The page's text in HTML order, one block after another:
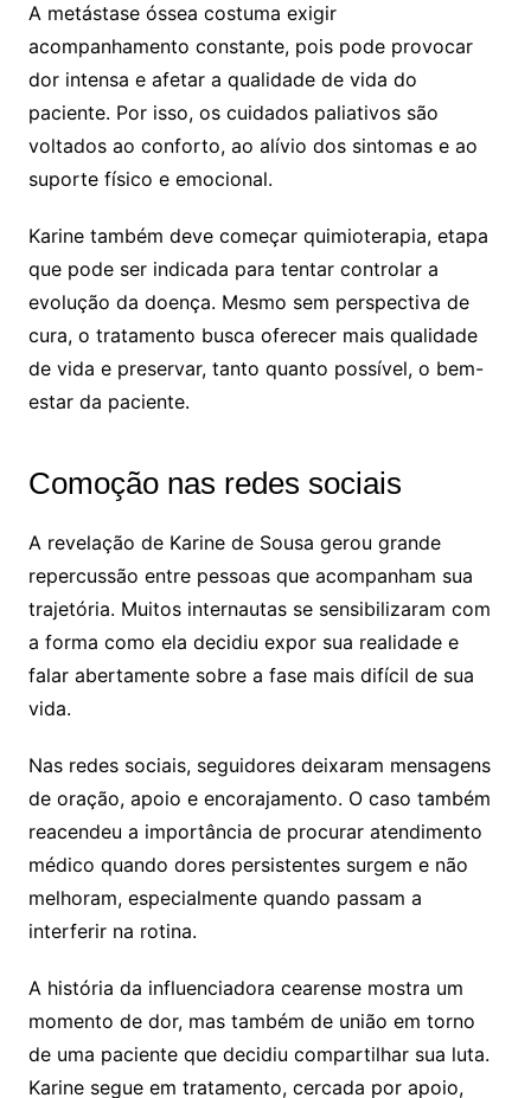
A metástase óssea costuma exigir
acompanhamento constante, pois pode provocar
dor intensa e afetar a qualidade de vida do
paciente. Por isso, os cuidados paliativos são
voltados ao conforto, ao alívio dos sintomas e ao
suporte físico e emocional.
Karine também deve começar quimioterapia, etapa
que pode ser indicada para tentar controlar a
evolução da doença. Mesmo sem perspectiva de
cura, o tratamento busca oferecer mais qualidade
de vida e preservar, tanto quanto possível, o bem-
estar da paciente.
Comoção nas redes sociais
A revelação de Karine de Sousa gerou grande
repercussão entre pessoas que acompanham sua
trajetória. Muitos internautas se sensibilizaram com
a forma como ela decidiu expor sua realidade e
falar abertamente sobre a fase mais difícil de sua
vida.
Nas redes sociais, seguidores deixaram mensagens
de oração, apoio e encorajamento. O caso também
reacendeu a importância de procurar atendimento
médico quando dores persistentes surgem e não
melhoram, especialmente quando passam a
interferir na rotina.
A história da influenciadora cearense mostra um
momento de dor, mas também de união em torno
de uma paciente que decidiu compartilhar sua luta.
Karine segue em tratamento, cercada por apoio,